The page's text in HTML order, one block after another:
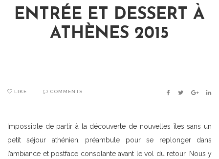
ENTRÉE ET DESSERT À
ATHÈNES 2015
LIKE COMMENTS FACEBOOK
TWITTER
Impossible de partir à la découverte de nouvelles îles sans un
petit séjour athénien, préambule pour se replonger dans
l’ambiance et postface consolante avant le vol du retour. Nous y